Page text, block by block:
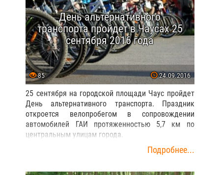
День альтернативного
транспорта пройдет в Чаусах 25
сентября 2016 года
85 24.09.2016
25 сентября на городской площади Чаус пройдет
День альтернативного транспорта. Праздник
откроется велопробегом в сопровождении
автомобилей ГАИ протяженностью 5,7 км по
центральным улицам города.
Подробнее...